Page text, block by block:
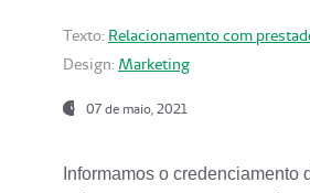
Texto: Relacionamento com
Design: Marketing
07 de maio, 2021
Informamos o credenciamento